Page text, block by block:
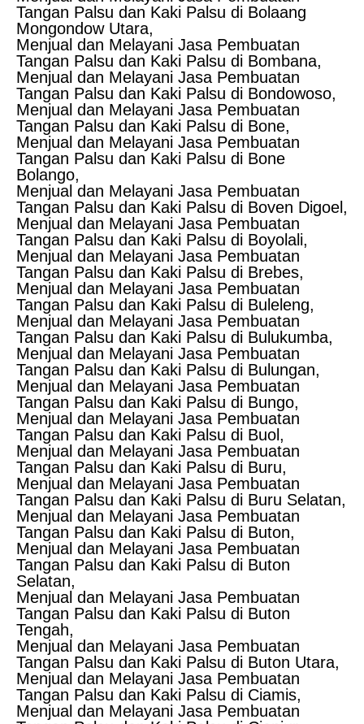
Tangan Palsu dan Kaki Palsu di Bolaang
Mongondow Utara,
Menjual dan Melayani Jasa Pembuatan
Tangan Palsu dan Kaki Palsu di Bombana,
Menjual dan Melayani Jasa Pembuatan
Tangan Palsu dan Kaki Palsu di Bondowoso,
Menjual dan Melayani Jasa Pembuatan
Tangan Palsu dan Kaki Palsu di Bone,
Menjual dan Melayani Jasa Pembuatan
Tangan Palsu dan Kaki Palsu di Bone
Bolango,
Menjual dan Melayani Jasa Pembuatan
Tangan Palsu dan Kaki Palsu di Boven Digoel,
Menjual dan Melayani Jasa Pembuatan
Tangan Palsu dan Kaki Palsu di Boyolali,
Menjual dan Melayani Jasa Pembuatan
Tangan Palsu dan Kaki Palsu di Brebes,
Menjual dan Melayani Jasa Pembuatan
Tangan Palsu dan Kaki Palsu di Buleleng,
Menjual dan Melayani Jasa Pembuatan
Tangan Palsu dan Kaki Palsu di Bulukumba,
Menjual dan Melayani Jasa Pembuatan
Tangan Palsu dan Kaki Palsu di Bulungan,
Menjual dan Melayani Jasa Pembuatan
Tangan Palsu dan Kaki Palsu di Bungo,
Menjual dan Melayani Jasa Pembuatan
Tangan Palsu dan Kaki Palsu di Buol,
Menjual dan Melayani Jasa Pembuatan
Tangan Palsu dan Kaki Palsu di Buru,
Menjual dan Melayani Jasa Pembuatan
Tangan Palsu dan Kaki Palsu di Buru Selatan,
Menjual dan Melayani Jasa Pembuatan
Tangan Palsu dan Kaki Palsu di Buton,
Menjual dan Melayani Jasa Pembuatan
Tangan Palsu dan Kaki Palsu di Buton
Selatan,
Menjual dan Melayani Jasa Pembuatan
Tangan Palsu dan Kaki Palsu di Buton
Tengah,
Menjual dan Melayani Jasa Pembuatan
Tangan Palsu dan Kaki Palsu di Buton Utara,
Menjual dan Melayani Jasa Pembuatan
Tangan Palsu dan Kaki Palsu di Ciamis,
Menjual dan Melayani Jasa Pembuatan